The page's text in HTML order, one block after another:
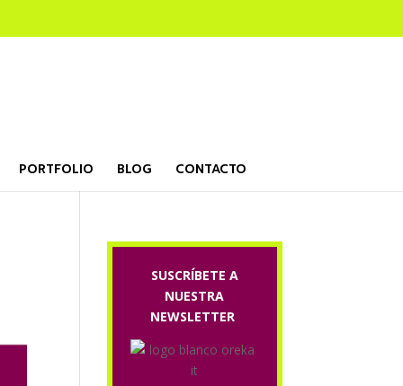
PORTFOLIO BLOG CONTACTO
SUSCRÍBETE A
NUESTRA
NEWSLETTER